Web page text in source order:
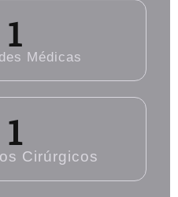
Médicas
1
Cirúrgicos​
1